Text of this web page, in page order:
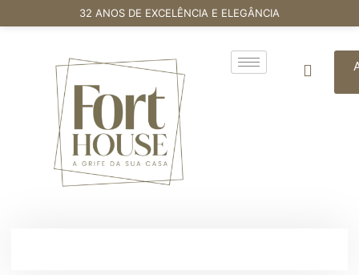
32 ANOS DE EXCELÊNCIA E ELEGÂNCIA